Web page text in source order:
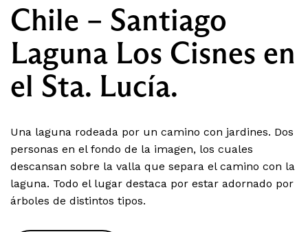
Chile – Santiago
Laguna Los Cisnes en
el Sta. Lucía.
Una laguna rodeada por un camino con jardines. Dos
personas en el fondo de la imagen, los cuales
descansan sobre la valla que separa el camino con la
laguna. Todo el lugar destaca por estar adornado por
árboles de distintos tipos.